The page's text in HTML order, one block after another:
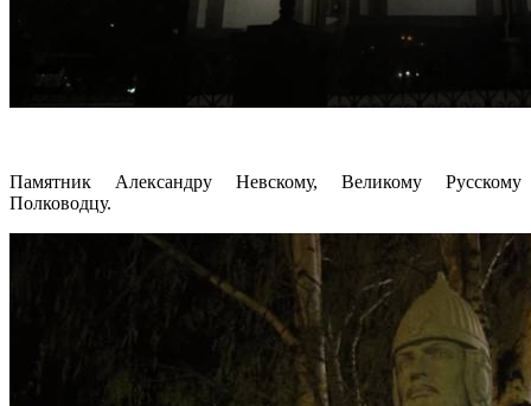
Памятник Александру Невскому, Великому Русскому
Полководцу.